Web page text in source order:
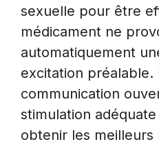
sexuelle pour être
médicament ne
automatiquement
excitation préalable.
communication
stimulation
obtenir les meilleurs